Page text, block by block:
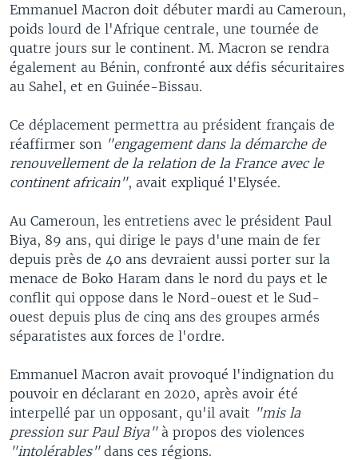
Emmanuel Macron doit débuter mardi au Cameroun,
poids lourd de l'Afrique centrale, une tournée de
quatre jours sur le continent. M. Macron se rendra
également au Bénin, confronté aux défis sécuritaires
au Sahel, et en Guinée-Bissau.
Ce déplacement permettra au président français de
réaffirmer son "engagement dans la démarche de
renouvellement de la relation de la France avec le
continent africain", avait expliqué l'Elysée.
Au Cameroun, les entretiens avec le président Paul
Biya, 89 ans, qui dirige le pays d'une main de fer
depuis près de 40 ans devraient aussi porter sur la
menace de Boko Haram dans le nord du pays et le
conflit qui oppose dans le Nord-ouest et le Sud-
ouest depuis plus de cinq ans des groupes armés
séparatistes aux forces de l'ordre.
Emmanuel Macron avait provoqué l'indignation du
pouvoir en déclarant en 2020, après avoir été
interpellé par un opposant, qu'il avait "mis la
pression sur Paul Biya"à propos des violences
"intolérables"dans ces régions.